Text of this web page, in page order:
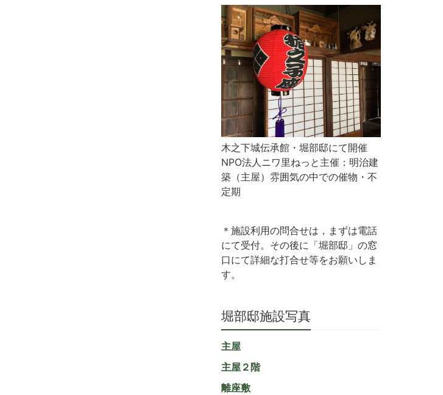
木之下城伝承館・堀部邸にて開催
NPO法人ニワ里ねっと主催：明治建
築（主屋）雰囲気の中での催物・不
定期
＊施設利用の問合せは，まずは電話
にて受付。その後に「堀部邸」の窓
口にて詳細な打合せ等をお願いしま
す。
堀部邸施設写真
主屋
主屋２階
離座敷